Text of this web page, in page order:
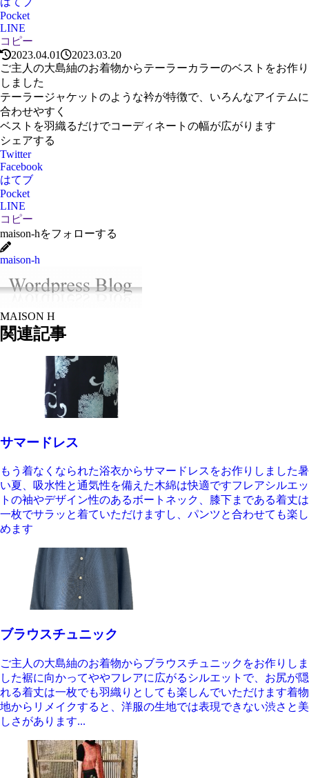
Pocket
LINE
コピー
2023.04.01
2023.03.20
ご主人の大島紬のお着物からテーラーカラーのベストをお作り
しました
テーラージャケットのような衿が特徴で、いろんなアイテムに
合わせやすく
ベストを羽織るだけでコーディネートの幅が広がります
シェアする
Twitter
Facebook
はてブ
Pocket
LINE
コピー
maison-hをフォローする
maison-h
MAISON H
関連記事
サマードレス
もう着なくなられた浴衣からサマードレスをお作りしました暑
い夏、吸水性と通気性を備えた木綿は快適ですフレアシルエッ
トの袖やデザイン性のあるボートネック、膝下まである着丈は
一枚でサラッと着ていただけますし、パンツと合わせても楽し
めます
ブラウスチュニック
ご主人の大島紬のお着物からブラウスチュニックをお作りしま
した裾に向かってややフレアに広がるシルエットで、お尻が隠
れる着丈は一枚でも羽織りとしても楽しんでいただけます着物
地からリメイクすると、洋服の生地では表現できない渋さと美
しさがあります...